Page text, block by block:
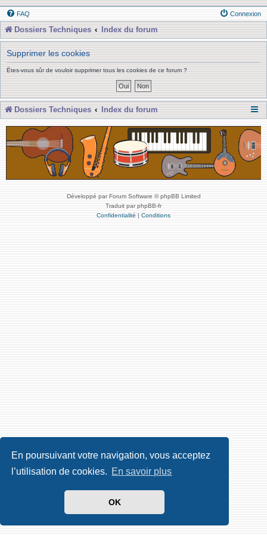
En poursuivant votre navigation, vous acceptez
l’utilisation de cookies. En savoir plus
OK
FAQ Connexion
Dossiers Techniques Index du forum
Supprimer les cookies
Êtes-vous sûr de vouloir supprimer tous les cookies de ce forum ?
Dossiers Techniques Index du forum
Développé par Forum Software © phpBB Limited
Traduit par phpBB-fr
Confidentialité | Conditions